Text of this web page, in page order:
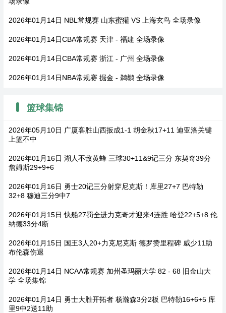
2026年01月14日 NBL常规赛 山东蜜獾 VS 上海玄鸟 全场录像
2026年01月14日CBA常规赛 天津 - 福建 全场录像
2026年01月14日CBA常规赛 浙江 - 广州 全场录像
2026年01月14日NBA常规赛 掘金 - 鹈鹕 全场录像
篮球集锦
2026年05月10日 广厦客胜山西扳成1-1 胡金秋17+11 迪亚洛关键
上篮不中
2026年01月16日 湖人不敌黄蜂 三球30+11&9记三分 东契奇39分
詹姆斯29+9+6
2026年01月16日 勇士20记三分射穿尼克斯！库里27+7 巴特勒
32+8 穆迪三分9中7
2026年01月15日 快船27罚全进力克奇才迎来4连胜 哈登22+5+8 伦
纳德33分4断
2026年01月15日 国王3人20+力克尼克斯 德罗赞里程碑 威少11助
布伦森伤退
2026年01月14日 NCAA常规赛 加州圣玛丽大学 82 - 68 旧金山大
学 全场集锦
2026年01月14日 勇士大胜开拓者 杨瀚森3分2板 巴特勒16+6+5 库
里9中2送11助